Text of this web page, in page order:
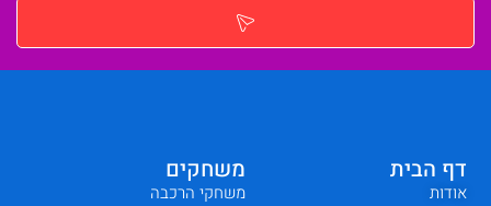
דף הבית
אודות
משחקים
משחקי הרכבה